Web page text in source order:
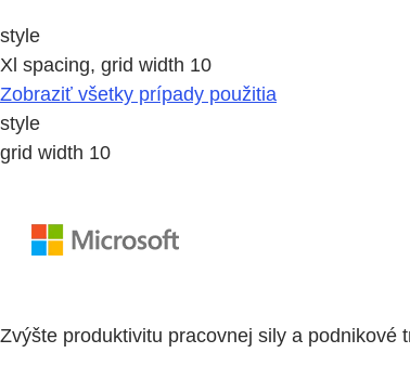
style
Xl spacing, grid width 10
Zobraziť všetky prípady použitia
style
grid width 10
Zvýšte produktivitu pracovnej sily a podnikové